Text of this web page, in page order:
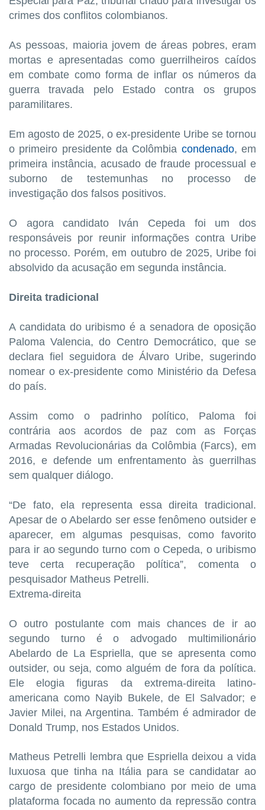
crimes dos conflitos colombianos.
As pessoas, maioria jovem de áreas pobres, eram
mortas e apresentadas como guerrilheiros caídos
em combate como forma de inflar os números da
guerra travada pelo Estado contra os grupos
paramilitares.
Em agosto de 2025, o ex-presidente Uribe se tornou
o primeiro presidente da Colômbia condenado, em
primeira instância, acusado de fraude processual e
suborno de testemunhas no processo de
investigação dos falsos positivos.
O agora candidato Iván Cepeda foi um dos
responsáveis por reunir informações contra Uribe
no processo. Porém, em outubro de 2025, Uribe foi
absolvido da acusação em segunda instância.
Direita tradicional
A candidata do uribismo é a senadora de oposição
Paloma Valencia, do Centro Democrático, que se
declara fiel seguidora de Álvaro Uribe, sugerindo
nomear o ex-presidente como Ministério da Defesa
do país.
Assim como o padrinho político, Paloma foi
contrária aos acordos de paz com as Forças
Armadas Revolucionárias da Colômbia (Farcs), em
2016, e defende um enfrentamento às guerrilhas
sem qualquer diálogo.
“De fato, ela representa essa direita tradicional.
Apesar de o Abelardo ser esse fenômeno outsider e
aparecer, em algumas pesquisas, como favorito
para ir ao segundo turno com o Cepeda, o uribismo
teve certa recuperação política”, comenta o
pesquisador Matheus Petrelli.
Extrema-direita
O outro postulante com mais chances de ir ao
segundo turno é o advogado multimilionário
Abelardo de La Espriella, que se apresenta como
outsider, ou seja, como alguém de fora da política.
Ele elogia figuras da extrema-direita latino-
americana como Nayib Bukele, de El Salvador; e
Javier Milei, na Argentina. Também é admirador de
Donald Trump, nos Estados Unidos.
Matheus Petrelli lembra que Espriella deixou a vida
luxuosa que tinha na Itália para se candidatar ao
cargo de presidente colombiano por meio de uma
plataforma focada no aumento da repressão contra